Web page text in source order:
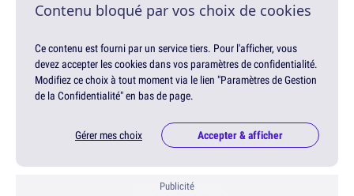
Contenu bloqué par vos choix de cookies
Ce contenu est fourni par un service tiers. Pour l'afficher, vous
devez accepter les cookies dans vos paramètres de confidentialité.
Modifiez ce choix à tout moment via le lien "Paramètres de Gestion
de la Confidentialité" en bas de page.
Gérer mes choix Accepter & afficher
Publicité